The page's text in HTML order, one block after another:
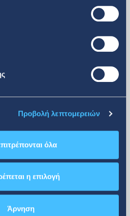
Προβολή λεπτομερειών
όλα
η επιλογή
Άρνηση